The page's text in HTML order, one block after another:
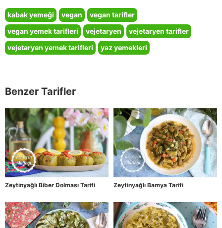
kabak yemeği vegan
vegan tarifler
vegan yemek tarifleri
vejetaryen
vejetaryen tarifler
vejetaryen yemek tarifleri
yaz yemekleri
Benzer Tarifler
Zeytinyağlı Biber Dolması Tarifi Zeytinyağlı Bamya Tarifi